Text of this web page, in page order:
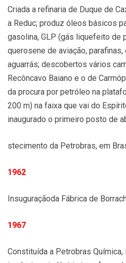
Criada a refinaria de Duque de
a Reduc; produz óleos básicos
gasolina, GLP (gás liquefeito de
querosene de aviação,
aguarrás; descobertos vários
Recôncavo Baiano e o de
da procura por petróleo na
200 m) na faixa que vai do
inaugurado o primeiro posto de
stecimento da Petrobras, em
1962
Insuguraçãoda Fábrica de
1967
Constituída a Petrobras Química,